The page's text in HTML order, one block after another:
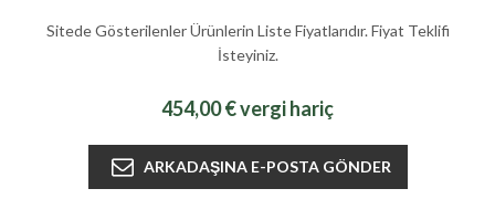
Sitede Gösterilenler Ürünlerin Liste Fiyatlarıdır. Fiyat Teklifi
İsteyiniz.
454,00 € vergi hariç